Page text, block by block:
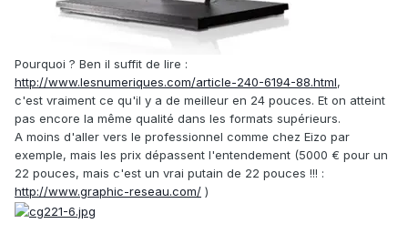
Pourquoi ? Ben il suffit de lire :
http://www.lesnumeriques.com/article-240-6194-88.html,
c'est vraiment ce qu'il y a de meilleur en 24 pouces. Et on atteint
pas encore la même qualité dans les formats supérieurs.
A moins d'aller vers le professionnel comme chez Eizo par
exemple, mais les prix dépassent l'entendement (5000 € pour un
22 pouces, mais c'est un vrai putain de 22 pouces !!! :
http://www.graphic-reseau.com/ )